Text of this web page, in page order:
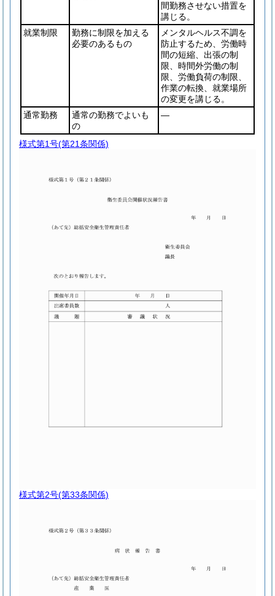
間勤務させない措置を
講じる。
就業制限
勤務に制限を加える
必要のあるもの
メンタルヘルス不調を
防止するため、労働時
間の短縮、出張の制
限、時間外労働の制
限、労働負荷の制限、
作業の転換、就業場所
の変更を講じる。
通常勤務
通常の勤務でよいも
の
―
様式第1号(第21条関係)
様式第2号(第33条関係)